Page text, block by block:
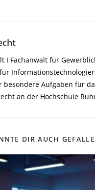
I Fachanwalt für
besondere Aufgaben für
an der Hochschule
DIR AUCH